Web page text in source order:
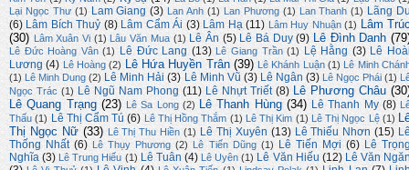
Lại Ngọc Thư (1) Lam Giang (3) Lan Anh (1) Lan Phương (1) Lan Thanh (1) Lãng
(6) Lâm Bích Thuỷ (8) Lâm Cẩm Ái (3) Lâm Hạ (11) Lâm Huy Nhuận (1) Lâm
(30) Lâm Xuân Vi (1) Lâu Văn Mua (1) Lê Ân (5) Lê Bá Duy (9) Lê Đình Danh
Lê Đức Hoàng Vân (1) Lê Đức Lang (13) Lê Giang Trần (1) Lệ Hằng (3) Lê
Lương (4) Lê Hoàng (2) Lê Hứa Huyền Trân (39) Lê Khánh Luận (1) Lê Minh
(1) Lê Minh Dung (2) Lê Minh Hải (3) Lê Minh Vũ (3) Lê Ngân (3) Lê Ngọc Phái (1)
Ngọc Trác (1) Lê Ngũ Nam Phong (11) Lê Nhựt Triết (8) Lê Phương Châu
Lê Quang Trạng (23) Lê Sa Long (2) Lê Thanh Hùng (34) Lê Thanh My (8)
Thấu (1) Lê Thị Cẩm Tú (6) Lê Thị Hồng Thắm (1) Lê Thị Kim (1) Lê Thị Ngọc Lệ (1)
Thị Ngọc Nữ (33) Lê Thị Thu Hiền (1) Lê Thị Xuyên (13) Lê Thiếu Nhơn (15)
Thống Nhất (6) Lê Thụy Phương (2) Lê Tiến Dũng (1) Lê Tiến Mợi (6) Lê
Nghĩa (3) Lê Trung Hiếu (1) Lê Tuân (4) Lê Uyên (1) Lê Văn Hiếu (12) Lê Văn